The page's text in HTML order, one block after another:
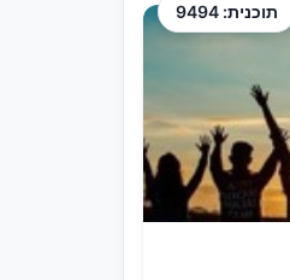
תוכנית: 9494